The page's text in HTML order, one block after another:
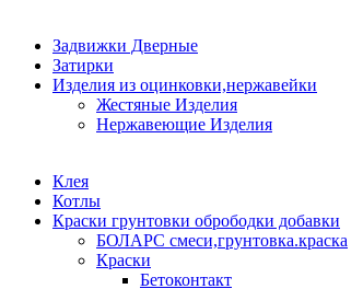
Задвижки Дверные
Затирки
Изделия из оцинковки,нержавейки
Жестяные Изделия
Нержавеющие Изделия
Клея
Котлы
Краски грунтовки обрободки добавки
БОЛАРС смеси,грунтовка.краска
Краски
Бетоконтакт